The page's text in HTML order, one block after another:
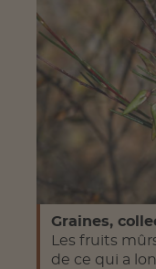
Graines,
Les fruits
de ce qui a